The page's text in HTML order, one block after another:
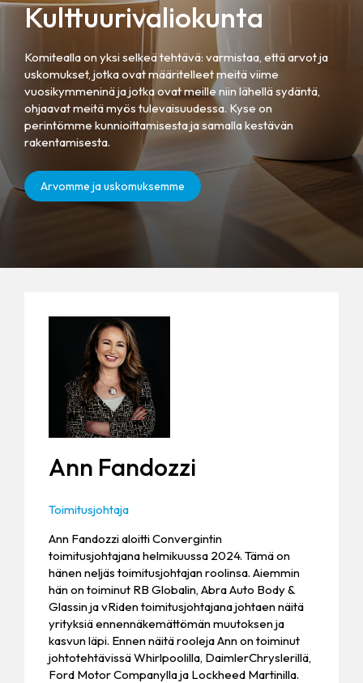
Kulttuurivaliokunta
Komitealla on yksi selkeä tehtävä: varmistaa, että arvot ja
uskomukset, jotka ovat määritelleet meitä viime
vuosikymmeninä ja jotka ovat meille niin lähellä sydäntä,
ohjaavat meitä myös tulevaisuudessa. Kyse on
perintömme kunnioittamisesta ja samalla kestävän
rakentamisesta.
Arvomme ja uskomuksemme
Ann Fandozzi
Toimitusjohtaja
Ann Fandozzi aloitti Convergintin
toimitusjohtajana helmikuussa 2024. Tämä on
hänen neljäs toimitusjohtajan roolinsa. Aiemmin
hän on toiminut RB Globalin, Abra Auto Body &
Glassin ja vRiden toimitusjohtajana johtaen näitä
yrityksiä ennennäkemättömän muutoksen ja
kasvun läpi. Ennen näitä rooleja Ann on toiminut
johtotehtävissä Whirlpoolilla, DaimlerChryslerillä,
Ford Motor Companylla ja Lockheed Martinilla.